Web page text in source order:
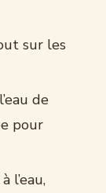
sur les
de
pour
l’eau,